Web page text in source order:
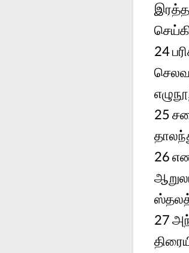
24
25
26
27